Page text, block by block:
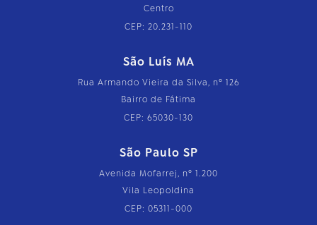
Centro
CEP: 20.231-110
São Luís MA
Rua Armando Vieira da Silva, nº 126
Bairro de Fátima
CEP: 65030-130
São Paulo SP
Avenida Mofarrej, nº 1.200
Vila Leopoldina
CEP: 05311-000